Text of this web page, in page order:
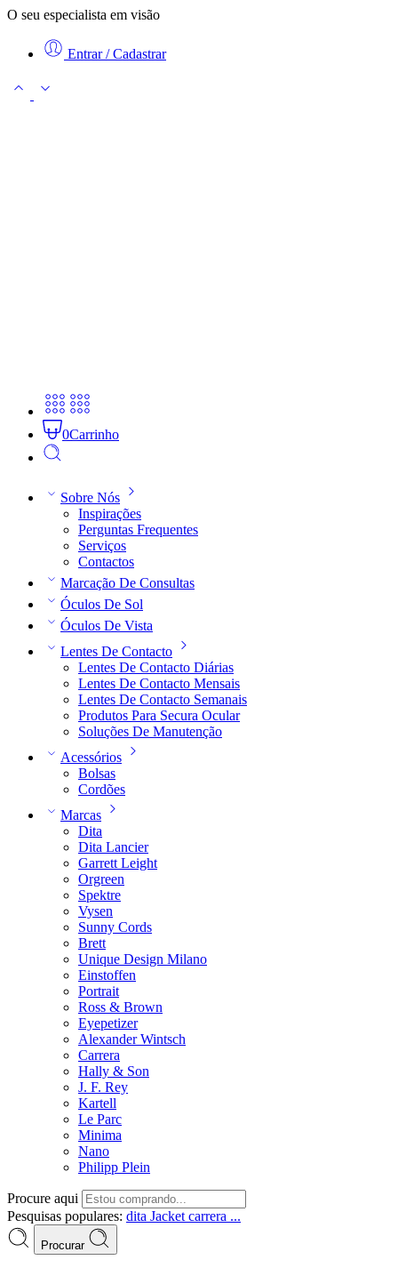
O seu especialista em visão
Entrar / Cadastrar
0Carrinho
Sobre Nós
Inspirações
Perguntas Frequentes
Serviços
Contactos
Marcação De Consultas
Óculos De Sol
Óculos De Vista
Lentes De Contacto
Lentes De Contacto Diárias
Lentes De Contacto Mensais
Lentes De Contacto Semanais
Produtos Para Secura Ocular
Soluções De Manutenção
Acessórios
Bolsas
Cordões
Marcas
Dita
Dita Lancier
Garrett Leight
Orgreen
Spektre
Vysen
Sunny Cords
Brett
Unique Design Milano
Einstoffen
Portrait
Ross & Brown
Eyepetizer
Alexander Wintsch
Carrera
Hally & Son
J. F. Rey
Kartell
Le Parc
Minima
Nano
Philipp Plein
Procure aqui
Pesquisas populares: dita Jacket carrera ...
Procurar